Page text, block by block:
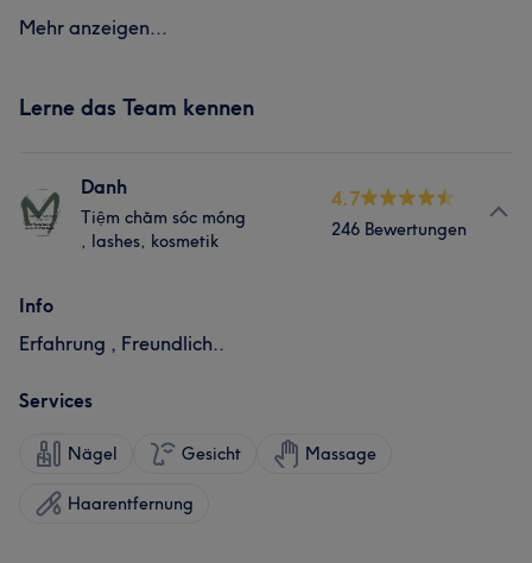
Mehr anzeigen...
Lerne das Team kennen
Danh
Tiệm chăm sóc móng
, lashes, kosmetik
4.7
246 Bewertungen
Info
Erfahrung , Freundlich..
Services
Nägel Gesicht Massage
Haarentfernung